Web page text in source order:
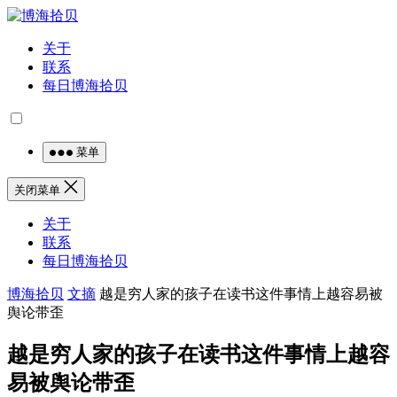
关于
联系
每日博海拾贝
菜单
关闭菜单
关于
联系
每日博海拾贝
博海拾贝 文摘 越是穷人家的孩子在读书这件事情上越容易被
舆论带歪
越是穷人家的孩子在读书这件事情上越容
易被舆论带歪